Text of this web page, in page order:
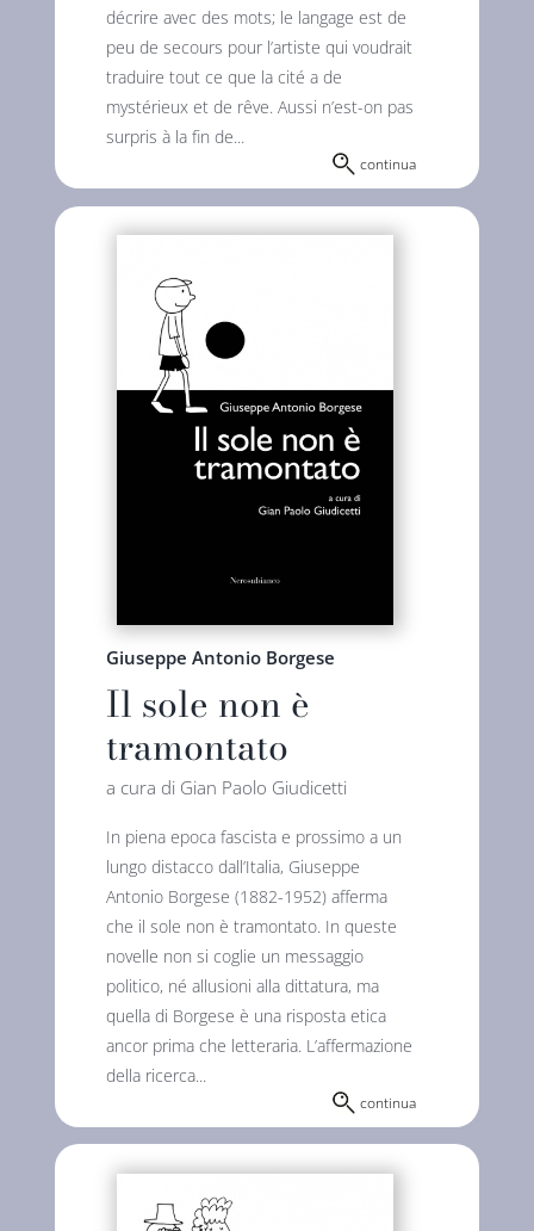
décrire avec des mots; le langage est de
peu de secours pour l’artiste qui voudrait
traduire tout ce que la cité a de
mystérieux et de rêve. Aussi n’est-on pas
surpris à la fin de...
continua
Giuseppe Antonio Borgese
Il sole non è
tramontato
a cura di Gian Paolo Giudicetti
In piena epoca fascista e prossimo a un
lungo distacco dall’Italia, Giuseppe
Antonio Borgese (1882-1952) afferma
che il sole non è tramontato. In queste
novelle non si coglie un messaggio
politico, né allusioni alla dittatura, ma
quella di Borgese è una risposta etica
ancor prima che letteraria. L’affermazione
della ricerca...
continua